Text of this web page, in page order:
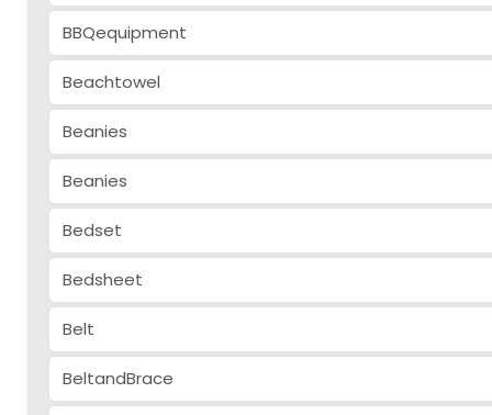
BBQequipment
Beachtowel
Beanies
Beanies
Bedset
Bedsheet
Belt
BeltandBrace